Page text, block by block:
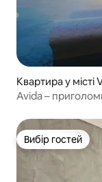
Квартира у місті
Avida –
Вибір гостей
Вибір гостей